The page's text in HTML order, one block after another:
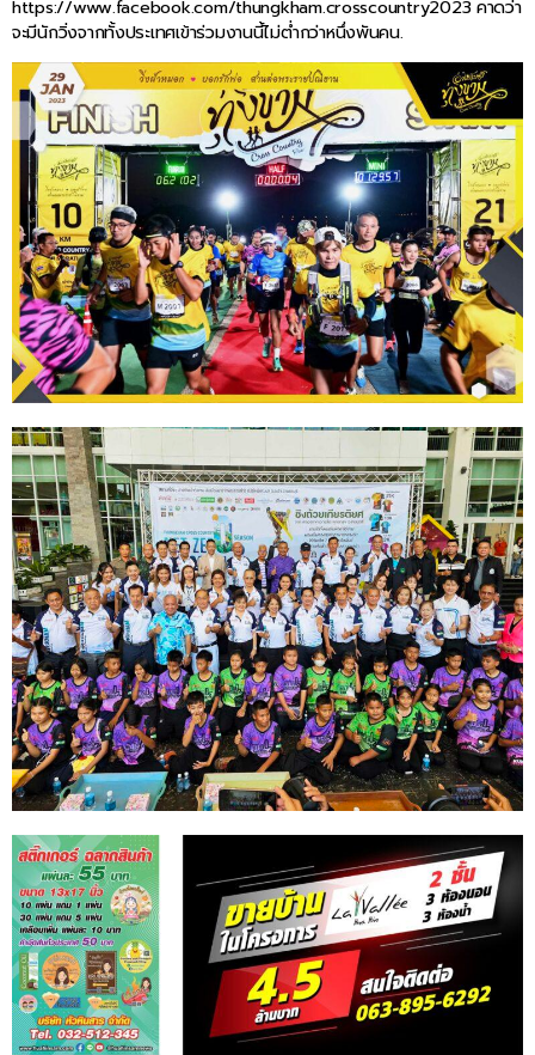
https://www.facebook.com/thungkham.crosscountry2023 คาดว่า
จะมีนักวิ่งจากทั้งประเทศเข้าร่วมงานนี้ไม่ต่ำกว่าหนึ่งพันคน.